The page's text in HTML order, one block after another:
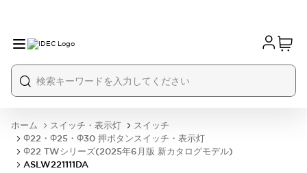
ホーム スイッチ・表示灯
スイッチ
Φ22・Φ25・Φ30 押ボタンスイッチ・表示灯
Φ22 TWシリーズ(2025年6月版 新カタログモデル)
ASLW221111DA